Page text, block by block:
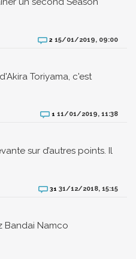
2 15/01/2019, 09:00
Toriyama, c'est
1 11/01/2019, 11:38
sur d’autres points. Il
31 31/12/2018, 15:15
Bandai Namco